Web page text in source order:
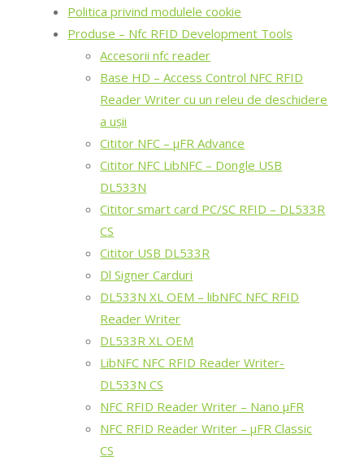
Politica privind modulele cookie
Produse – Nfc RFID Development Tools
Accesorii nfc reader
Base HD – Access Control NFC RFID
Reader Writer cu un releu de deschidere
a ușii
Cititor NFC – μFR Advance
Cititor NFC LibNFC – Dongle USB
DL533N
Cititor smart card PC/SC RFID – DL533R
CS
Cititor USB DL533R
Dl Signer Carduri
DL533N XL OEM – libNFC NFC RFID
Reader Writer
DL533R XL OEM
LibNFC NFC RFID Reader Writer-
DL533N CS
NFC RFID Reader Writer – Nano μFR
NFC RFID Reader Writer – μFR Classic
CS